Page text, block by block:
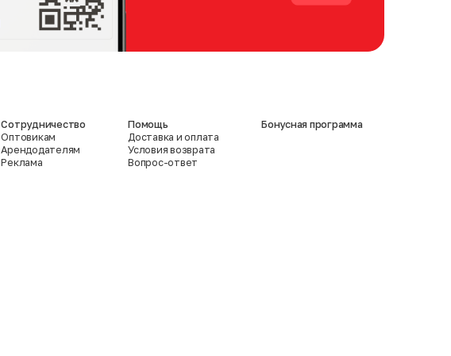
Сотрудничество
Оптовикам
Арендодателям
Реклама
Помощь
Доставка и оплата
Условия возврата
Вопрос-ответ
Бонусная программа